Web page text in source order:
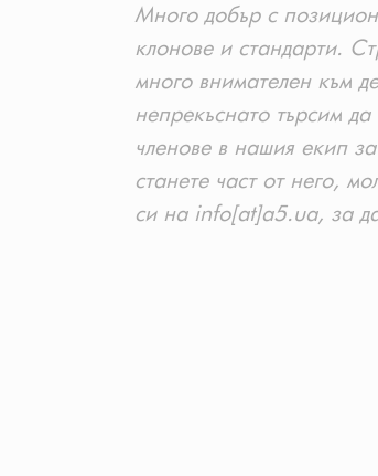
Много добър с
клонове и стандарти.
много внимателен към
непрекъснато търсим
членове в нашия екип
станете част от него,
си на info[at]a5.ua, за